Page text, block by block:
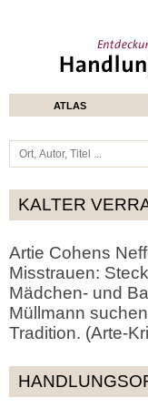
ATLAS
KALTER
Artie Cohens
Misstrauen:
Mädchen- und
Müllmann
Tradition. (Arte-